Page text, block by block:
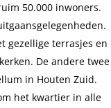
50.000 inwoners.
gezellige terrasjes en
De andere twee
in Houten Zuid.
het kwartier in alle